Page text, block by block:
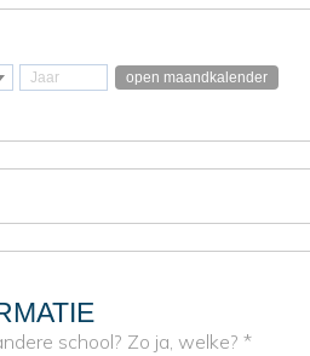
open maandkalender
school? Zo ja, welke? *